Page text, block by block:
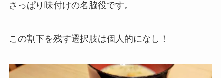
さっぱり味付けの名脇役です。
この割下を残す選択肢は個人的になし！